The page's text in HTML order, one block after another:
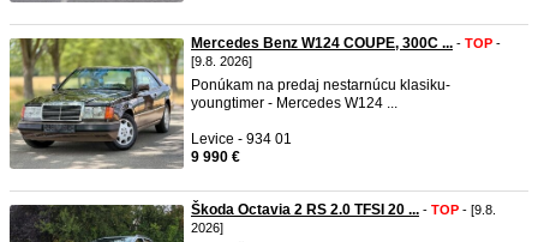
Mercedes Benz W124 COUPE, 300C ... - TOP -
[9.8. 2026]
Ponúkam na predaj nestarnúcu klasiku-
youngtimer - Mercedes W124 ...
Levice - 934 01
9 990 €
Škoda Octavia 2 RS 2.0 TFSI 20 ... - TOP - [9.8.
2026]